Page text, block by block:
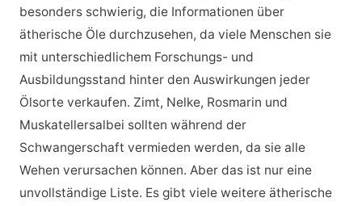
besonders schwierig, die Informationen über
ätherische Öle durchzusehen, da viele Menschen sie
mit unterschiedlichem Forschungs- und
Ausbildungsstand hinter den Auswirkungen jeder
Ölsorte verkaufen. Zimt, Nelke, Rosmarin und
Muskatellersalbei sollten während der
Schwangerschaft vermieden werden, da sie alle
Wehen verursachen können. Aber das ist nur eine
unvollständige Liste. Es gibt viele weitere ätherische